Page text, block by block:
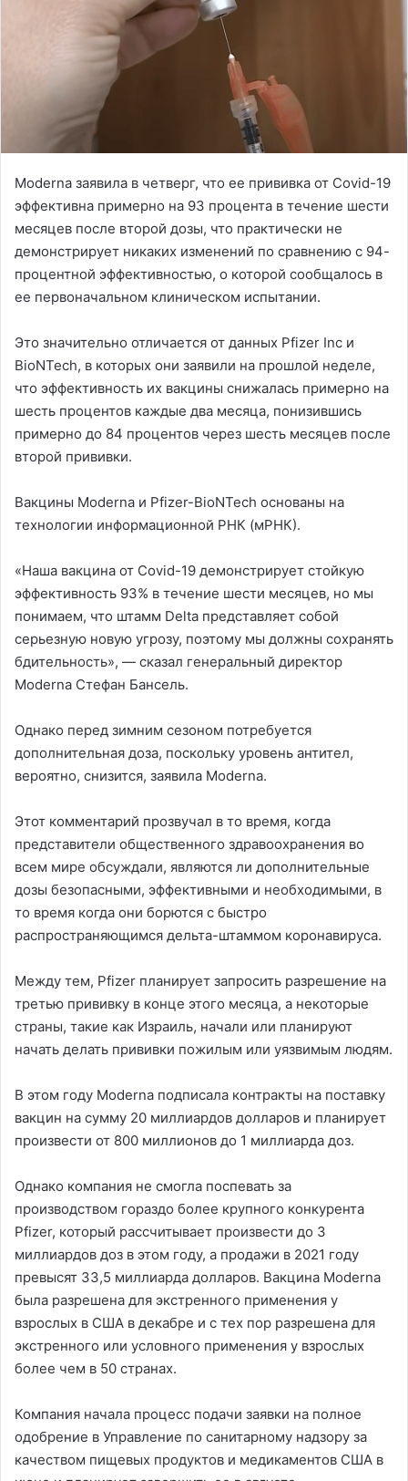
Moderna заявила в четверг, что ее прививка от Covid-19
эффективна примерно на 93 процента в течение шести
месяцев после второй дозы, что практически не
демонстрирует никаких изменений по сравнению с 94-
процентной эффективностью, о которой сообщалось в
ее первоначальном клиническом испытании.
Это значительно отличается от данных Pfizer Inc и
BioNTech, в которых они заявили на прошлой неделе,
что эффективность их вакцины снижалась примерно на
шесть процентов каждые два месяца, понизившись
примерно до 84 процентов через шесть месяцев после
второй прививки.
Вакцины Moderna и Pfizer-BioNTech основаны на
технологии информационной РНК (мРНК).
«Наша вакцина от Covid-19 демонстрирует стойкую
эффективность 93% в течение шести месяцев, но мы
понимаем, что штамм Delta представляет собой
серьезную новую угрозу, поэтому мы должны сохранять
бдительность», — сказал генеральный директор
Moderna Стефан Бансель.
Однако перед зимним сезоном потребуется
дополнительная доза, поскольку уровень антител,
вероятно, снизится, заявила Moderna.
Этот комментарий прозвучал в то время, когда
представители общественного здравоохранения во
всем мире обсуждали, являются ли дополнительные
дозы безопасными, эффективными и необходимыми, в
то время когда они борются с быстро
распространяющимся дельта-штаммом коронавируса.
Между тем, Pfizer планирует запросить разрешение на
третью прививку в конце этого месяца, а некоторые
страны, такие как Израиль, начали или планируют
начать делать прививки пожилым или уязвимым людям.
В этом году Moderna подписала контракты на поставку
вакцин на сумму 20 миллиардов долларов и планирует
произвести от 800 миллионов до 1 миллиарда доз.
Однако компания не смогла поспевать за
производством гораздо более крупного конкурента
Pfizer, который рассчитывает произвести до 3
миллиардов доз в этом году, а продажи в 2021 году
превысят 33,5 миллиарда долларов. Вакцина Moderna
была разрешена для экстренного применения у
взрослых в США в декабре и с тех пор разрешена для
экстренного или условного применения у взрослых
более чем в 50 странах.
Компания начала процесс подачи заявки на полное
одобрение в Управление по санитарному надзору за
качеством пищевых продуктов и медикаментов США в